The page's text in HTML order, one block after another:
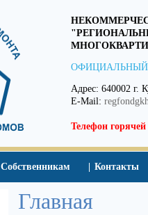
ОФИЦИАЛЬНЫЙ
Адрес: 640002 г.
E-Mail:
Телефон
Собственникам Контакты
Главная